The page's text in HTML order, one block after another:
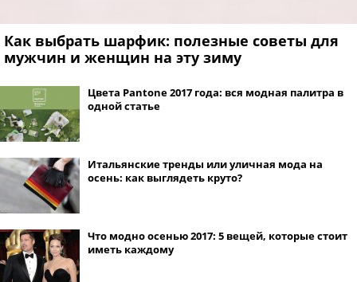
Как выбрать шарфик: полезные советы для
мужчин и женщин на эту зиму
Цвета Pantone 2017 года: вся модная палитра в
одной статье
Итальянские тренды или уличная мода на
осень: как выглядеть круто?
Что модно осенью 2017: 5 вещей, которые стоит
иметь каждому